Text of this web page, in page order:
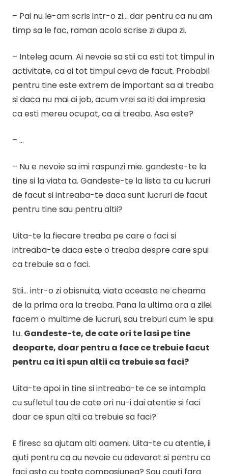
– Pai nu le-am scris intr-o zi… dar pentru ca nu am
timp sa le fac, raman acolo scrise zi dupa zi.
– Inteleg acum. Ai nevoie sa stii ca esti tot timpul in
activitate, ca ai tot timpul ceva de facut. Probabil
pentru tine este extrem de important sa ai treaba
si daca nu mai ai job, acum vrei sa iti dai impresia
ca esti mereu ocupat, ca ai treaba. Asa este?
– …
– Nu e nevoie sa imi raspunzi mie. gandeste-te la
tine si la viata ta. Gandeste-te la lista ta cu lucruri
de facut si intreaba-te daca sunt lucruri de facut
pentru tine sau pentru altii?
Uita-te la fiecare treaba pe care o faci si
intreaba-te daca este o treaba despre care spui
ca trebuie sa o faci.
Stii… intr-o zi obisnuita, viata aceasta ne cheama
de la prima ora la treaba. Pana la ultima ora a zilei
facem o multime de lucruri, sau treburi cum le spui
tu. Gandeste-te, de cate ori te lasi pe tine
deoparte, doar pentru a face ce trebuie facut
pentru ca iti spun altii ca trebuie sa faci?
Uita-te apoi in tine si intreaba-te ce se intampla
cu sufletul tau de cate ori nu-i dai atentie si faci
doar ce spun altii ca trebuie sa faci?
E firesc sa ajutam alti oameni. Uita-te cu atentie, ii
ajuti pentru ca au nevoie cu adevarat si pentru ca